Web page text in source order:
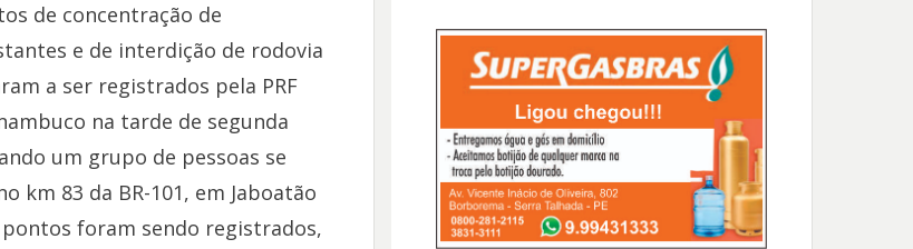
de concentração de
e de interdição de rodovia
a ser registrados pela PRF
na tarde de segunda
um grupo de pessoas se
km 83 da BR-101, em Jaboatão
foram sendo registrados,